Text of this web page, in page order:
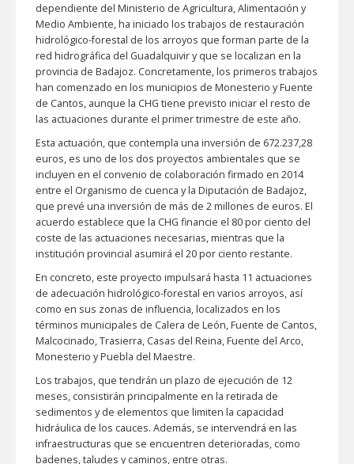
dependiente del Ministerio de Agricultura, Alimentación y
Medio Ambiente, ha iniciado los trabajos de restauración
hidrológico-forestal de los arroyos que forman parte de la
red hidrográfica del Guadalquivir y que se localizan en la
provincia de Badajoz. Concretamente, los primeros trabajos
han comenzado en los municipios de Monesterio y Fuente
de Cantos, aunque la CHG tiene previsto iniciar el resto de
las actuaciones durante el primer trimestre de este año.
Esta actuación, que contempla una inversión de 672.237,28
euros, es uno de los dos proyectos ambientales que se
incluyen en el convenio de colaboración firmado en 2014
entre el Organismo de cuenca y la Diputación de Badajoz,
que prevé una inversión de más de 2 millones de euros. El
acuerdo establece que la CHG financie el 80 por ciento del
coste de las actuaciones necesarias, mientras que la
institución provincial asumirá el 20 por ciento restante.
En concreto, este proyecto impulsará hasta 11 actuaciones
de adecuación hidrológico-forestal en varios arroyos, así
como en sus zonas de influencia, localizados en los
términos municipales de Calera de León, Fuente de Cantos,
Malcocinado, Trasierra, Casas del Reina, Fuente del Arco,
Monesterio y Puebla del Maestre.
Los trabajos, que tendrán un plazo de ejecución de 12
meses, consistirán principalmente en la retirada de
sedimentos y de elementos que limiten la capacidad
hidráulica de los cauces. Además, se intervendrá en las
infraestructuras que se encuentren deterioradas, como
badenes, taludes y caminos, entre otras.